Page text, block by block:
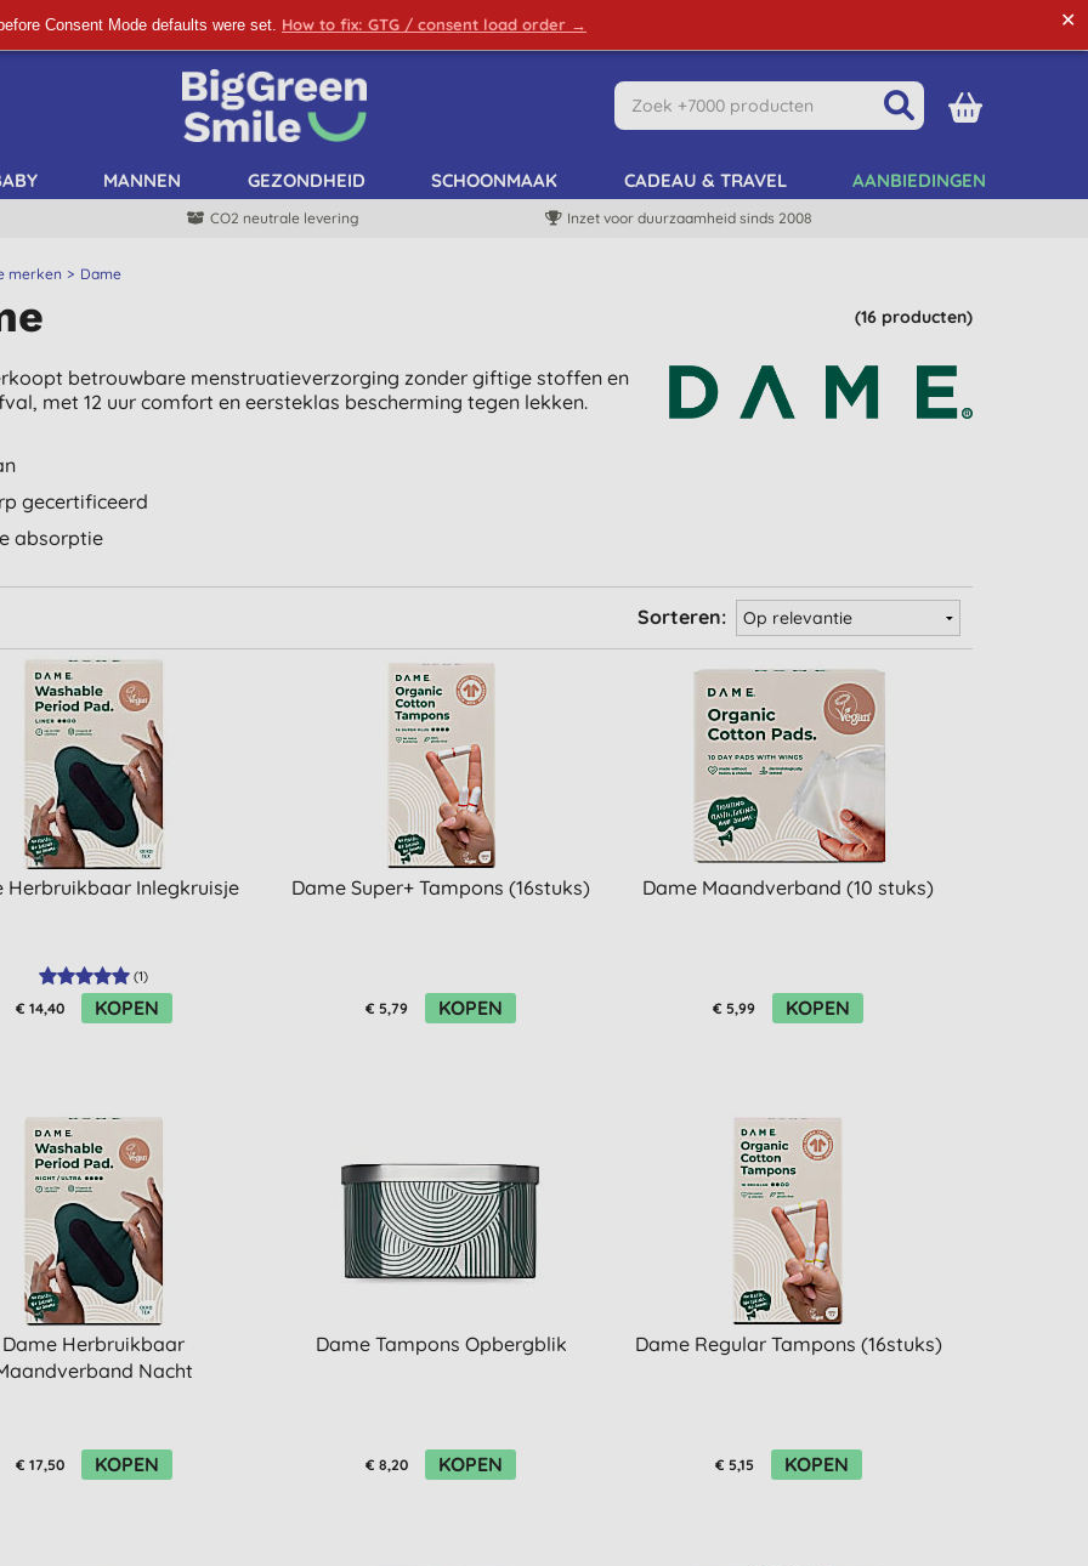
Consent Mode defaults were set. How to fix: GTG / consent load order → ✕
SCHRIJF ME IN!
MANNEN GEZONDHEID SCHOONMAAK CADEAU & TRAVEL AANBIEDINGEN
CO2 neutrale levering Inzet voor duurzaamheid sinds 2008
merken Dame
(16 producten)
betrouwbare menstruatieverzorging zonder giftige stoffen en
met 12 uur comfort en eersteklas bescherming tegen lekken.
gecertificeerd
absorptie
Sorteren:
Herbruikbaar Inlegkruisje
(1)
€ 14,40 KOPEN
Dame Super+ Tampons (16stuks)
€ 5,79 KOPEN
Dame Maandverband (10 stuks)
€ 5,99 KOPEN
Dame Herbruikbaar
Nacht
€ 17,50 KOPEN
Dame Tampons Opbergblik
€ 8,20 KOPEN
Dame Regular Tampons (16stuks)
€ 5,15 KOPEN